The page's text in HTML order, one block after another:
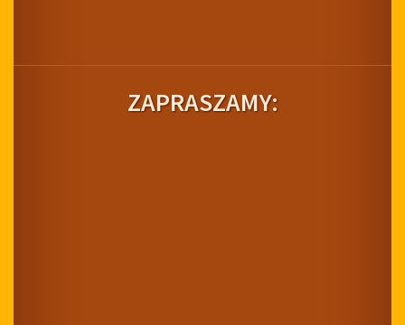
ZAPRASZAMY: